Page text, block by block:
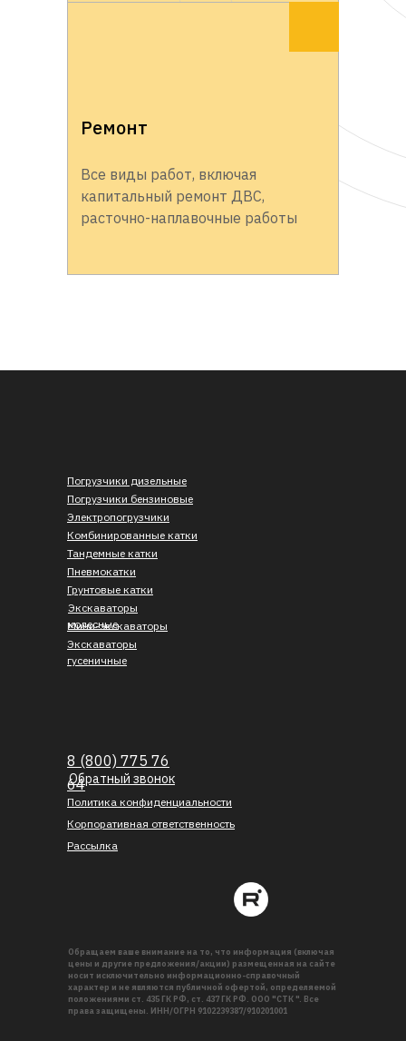
Ремонт
Все виды работ, включая
капитальный ремонт ДВС,
расточно-наплавочные работы
Обращаем ваше внимание на то, что информация (включая
цены и другие предложения/акции) размещенная на сайте
носит исключительно информационно-справочный
характер и не являются публичной офертой, определяемой
положениями ст. 435 ГК РФ, ст. 437 ГК РФ. ООО "СТК ". Все
права защищены. ИНН/ОГРН 9102239387/910201001
Погрузчики дизельные
Погрузчики бензиновые
Электропогрузчики
Экскаваторы
колесные
Обратный звонок
Экскаваторы
гусеничные
Мини-экскаваторы
Комбинированные катки
Грунтовые катки
Тандемные катки
Пневмокатки
Корпоративная ответственность
Рассылка
8 (800) 775 76
64
Политика конфиденциальности